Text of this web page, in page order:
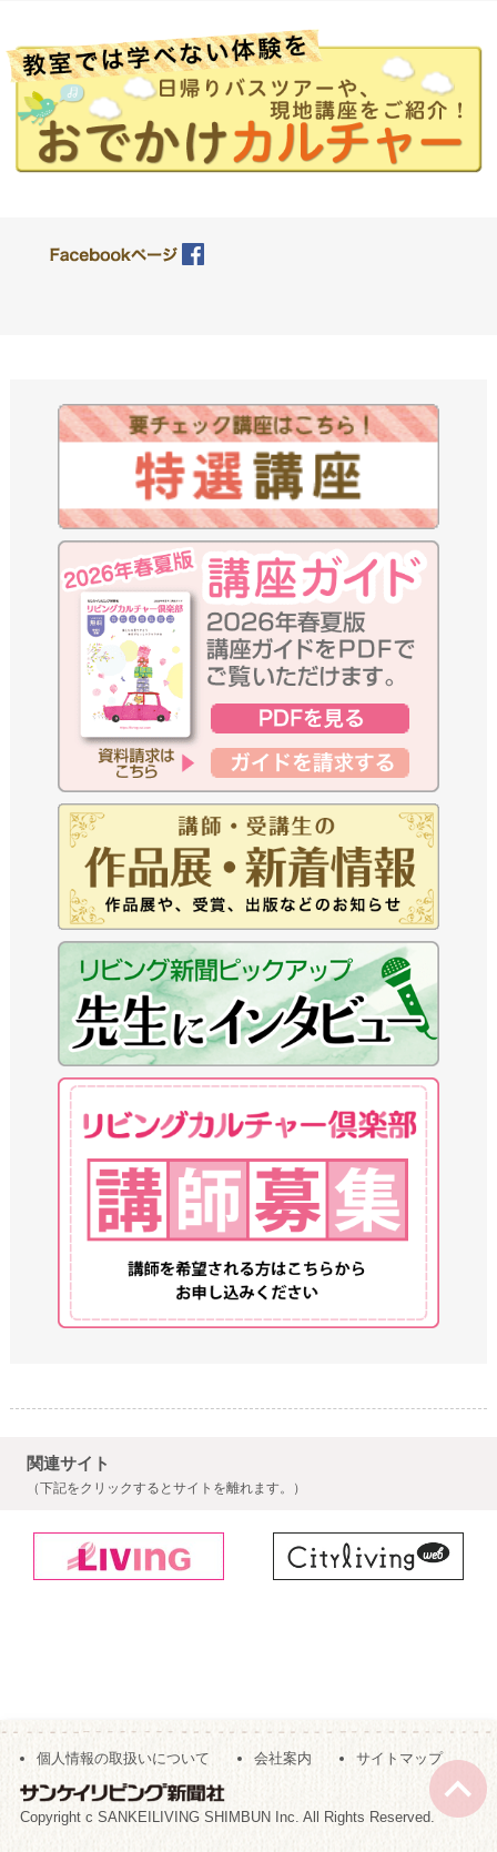
関連サイト
（下記をクリックするとサイトを離れます。）
個人情報の取扱いについて 会社案内 サイトマップ
Copyright c SANKEILIVING SHIMBUN Inc. All Rights Reserved.